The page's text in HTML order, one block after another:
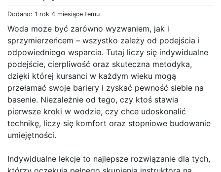
Dodano: 1 rok 4 miesiące temu
Woda może być zarówno wyzwaniem, jak i
sprzymierzeńcem – wszystko zależy od podejścia i
odpowiedniego wsparcia. Tutaj liczy się indywidualne
podejście, cierpliwość oraz skuteczna metodyka,
dzięki której kursanci w każdym wieku mogą
przełamać swoje bariery i zyskać pewność siebie na
basenie. Niezależnie od tego, czy ktoś stawia
pierwsze kroki w wodzie, czy chce udoskonalić
technikę, liczy się komfort oraz stopniowe budowanie
umiejętności.
Indywidualne lekcje to najlepsze rozwiązanie dla tych,